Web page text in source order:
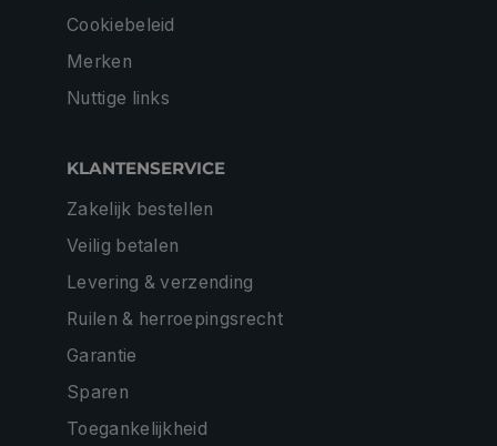
Cookiebeleid
Merken
Nuttige links
KLANTENSERVICE
Zakelijk bestellen
Veilig betalen
Levering & verzending
Ruilen & herroepingsrecht
Garantie
Sparen
Toegankelijkheid